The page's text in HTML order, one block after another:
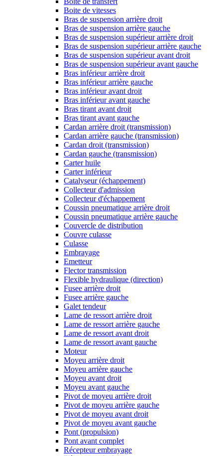
Boite de vitesses
Bras de suspension arrière droit
Bras de suspension arrière gauche
Bras de suspension supérieur arrière droit
Bras de suspension supérieur arrière gauche
Bras de suspension supérieur avant droit
Bras de suspension supérieur avant gauche
Bras inférieur arrière droit
Bras inférieur arrière gauche
Bras inférieur avant droit
Bras inférieur avant gauche
Bras tirant avant droit
Bras tirant avant gauche
Cardan arrière droit (transmission)
Cardan arrière gauche (transmission)
Cardan droit (transmission)
Cardan gauche (transmission)
Carter huile
Carter inférieur
Catalyseur (échappement)
Collecteur d'admission
Collecteur d'échappement
Coussin pneumatique arrière droit
Coussin pneumatique arrière gauche
Couvercle de distribution
Couvre culasse
Culasse
Embrayage
Emetteur
Flector transmission
Flexible hydraulique (direction)
Fusee arrière droit
Fusee arrière gauche
Galet tendeur
Lame de ressort arrière droit
Lame de ressort arrière gauche
Lame de ressort avant droit
Lame de ressort avant gauche
Moteur
Moyeu arrière droit
Moyeu arrière gauche
Moyeu avant droit
Moyeu avant gauche
Pivot de moyeu arrière droit
Pivot de moyeu arrière gauche
Pivot de moyeu avant droit
Pivot de moyeu avant gauche
Pont (propulsion)
Pont avant complet
Récepteur embrayage